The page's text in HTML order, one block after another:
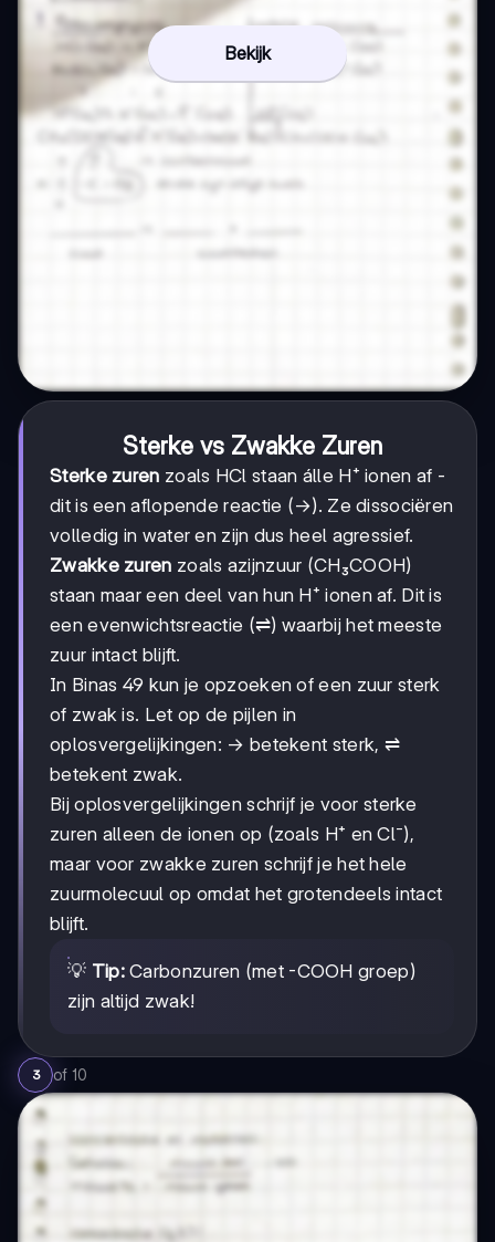
Bekijk
Sterke vs Zwakke Zuren
Sterke zuren zoals HCl staan álle H⁺ ionen af -
dit is een aflopende reactie (→). Ze dissociëren
volledig in water en zijn dus heel agressief.
Zwakke zuren zoals azijnzuur (CH₃COOH)
staan maar een deel van hun H⁺ ionen af. Dit is
een evenwichtsreactie (⇌) waarbij het meeste
zuur intact blijft.
In Binas 49 kun je opzoeken of een zuur sterk
of zwak is. Let op de pijlen in
oplosvergelijkingen: → betekent sterk, ⇌
betekent zwak.
Bij oplosvergelijkingen schrijf je voor sterke
zuren alleen de ionen op (zoals H⁺ en Cl⁻),
maar voor zwakke zuren schrijf je het hele
zuurmolecuul op omdat het grotendeels intact
blijft.
💡 Tip:Carbonzuren (met -COOH groep)
zijn altijd zwak!
3 of 10